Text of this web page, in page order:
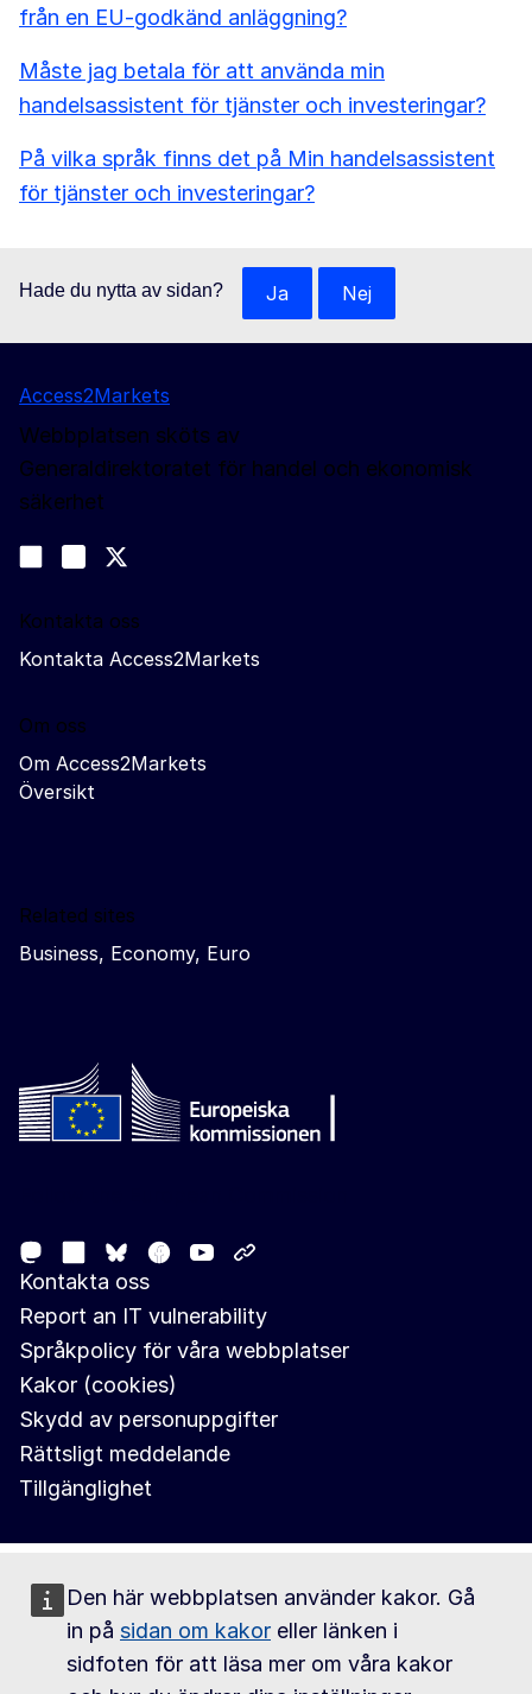
Den här webbplatsen använder kakor. Gå
in på sidan om kakor eller länken i
sidfoten för att läsa mer om våra kakor
från en EU-godkänd anläggning?
Måste jag betala för att använda min
handelsassistent för tjänster och investeringar?
På vilka språk finns det på Min handelsassistent
för tjänster och investeringar?
Hade du nytta av sidan? Ja Nej
Access2Markets
Webbplatsen sköts av
Generaldirektoratet för handel och ekonomisk
säkerhet
Join us on LinkedIn
Trade-Off podcast
Kontakta oss
Kontakta Access2Markets
Om oss
Om Access2Markets
Översikt
Related sites
Business, Economy, Euro
MastodonLinkedIn
Bluesky
Facebook
Youtube
Kontakta oss
Report an IT vulnerability
Språkpolicy för våra webbplatser
Kakor (cookies)
Skydd av personuppgifter
Rättsligt meddelande
Tillgänglighet